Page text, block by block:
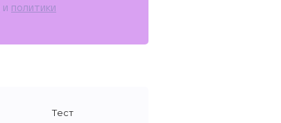
и политики
Тест